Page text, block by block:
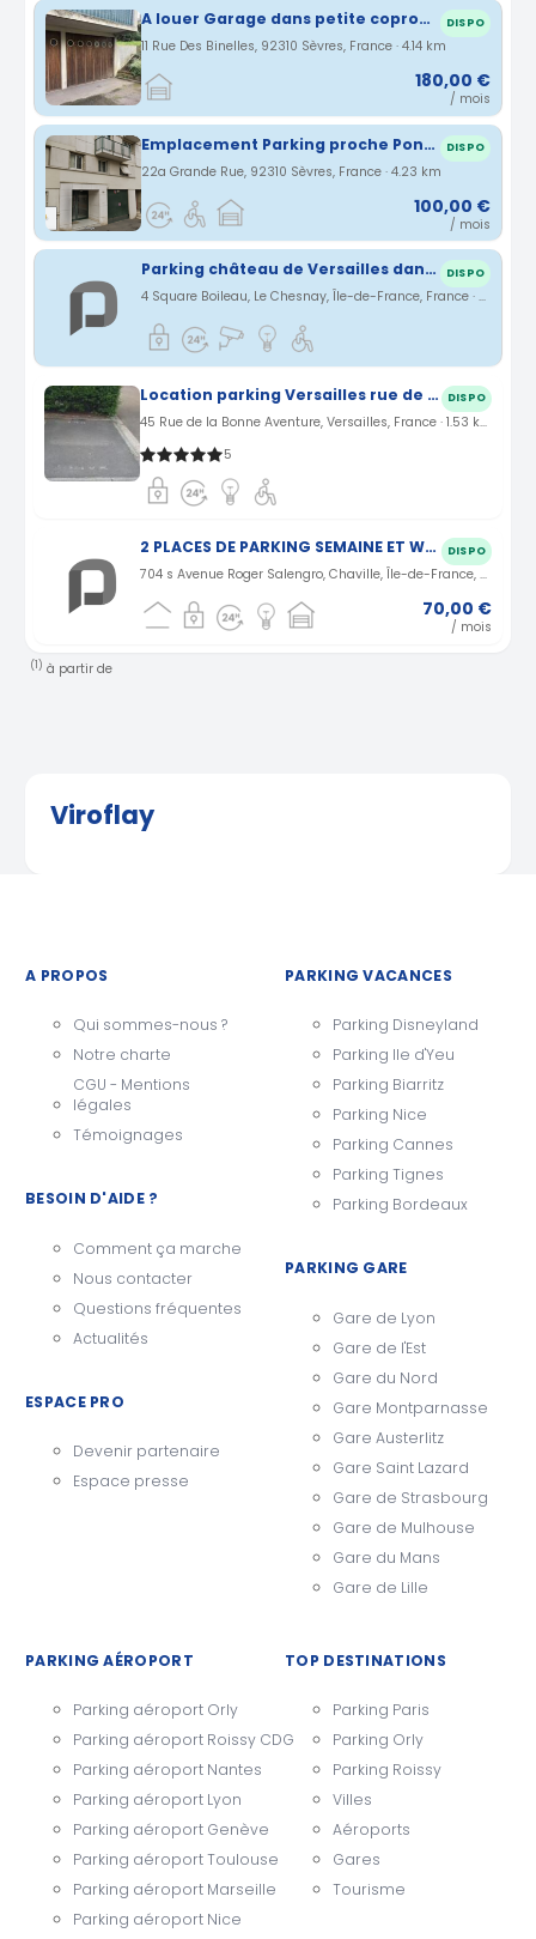
A louer Garage dans petite copropriété DISPO
11 Rue Des Binelles, 92310 Sèvres, France · 4.14 km
180,00 €
/ mois
Emplacement Parking proche Pont de Sèvres DISPO
22a Grande Rue, 92310 Sèvres, France · 4.23 km
100,00 €
/ mois
Parking château de Versailles dans les résidences parly2 du chesnay DISPO
4 Square Boileau, Le Chesnay, Île-de-France, France · 4.26 km
Location parking Versailles rue de la Bonne Aventure (78) DISPO
45 Rue de la Bonne Aventure, Versailles, France · 1.53 km
5
2 PLACES DE PARKING SEMAINE ET WEEK-END à Chaville DISPO
704 s Avenue Roger Salengro, Chaville, Île-de-France, France · 1.67 km
70,00 €
/ mois
(1) à partir de
Viroflay
A PROPOS
Qui sommes-nous ?
Notre charte
CGU - Mentions
légales
Témoignages
BESOIN D'AIDE ?
Comment ça marche
Nous contacter
Questions fréquentes
Actualités
ESPACE PRO
Devenir partenaire
Espace presse
PARKING VACANCES
Parking Disneyland
Parking Ile d'Yeu
Parking Biarritz
Parking Nice
Parking Cannes
Parking Tignes
Parking Bordeaux
PARKING GARE
Gare de Lyon
Gare de l'Est
Gare du Nord
Gare Montparnasse
Gare Austerlitz
Gare Saint Lazard
Gare de Strasbourg
Gare de Mulhouse
Gare du Mans
Gare de Lille
PARKING AÉROPORT
Parking aéroport Orly
Parking aéroport Roissy CDG
Parking aéroport Nantes
Parking aéroport Lyon
Parking aéroport Genève
Parking aéroport Toulouse
Parking aéroport Marseille
Parking aéroport Nice
TOP DESTINATIONS
Parking Paris
Parking Orly
Parking Roissy
Villes
Aéroports
Gares
Tourisme